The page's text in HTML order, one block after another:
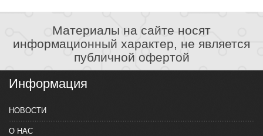
Материалы на сайте носят
информационный характер, не является
публичной офертой
Информация
НОВОСТИ
О НАС